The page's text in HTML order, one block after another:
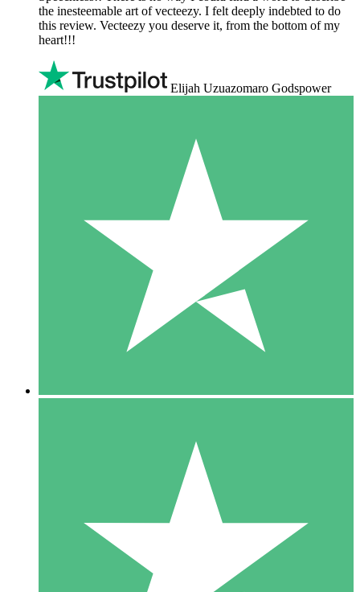
the inesteemable art of vecteezy. I felt deeply indebted to do
this review. Vecteezy you deserve it, from the bottom of my
heart!!!
Elijah Uzuazomaro Godspower